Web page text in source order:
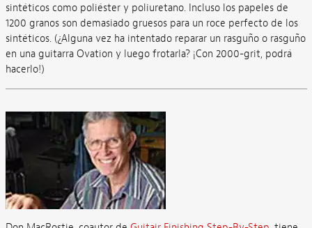
sintéticos como poliéster y poliuretano. Incluso los papeles de
1200 granos son demasiado gruesos para un roce perfecto de los
sintéticos. (¿Alguna vez ha intentado reparar un rasguño o rasguño
en una guitarra Ovation y luego frotarla? ¡Con 2000-grit, podrá
hacerlo!)